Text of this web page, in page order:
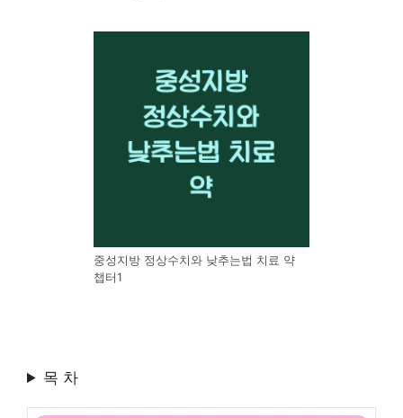
중성지방 정상수치와 낮추는법 치료 약
챕터1
목 차